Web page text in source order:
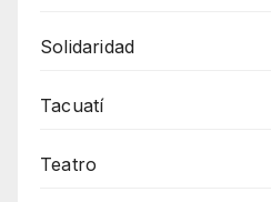
Solidaridad
Tacuatí
Teatro